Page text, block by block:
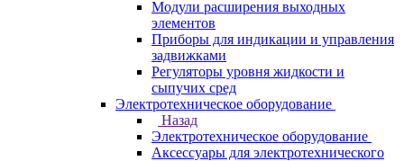
Модули расширения выходных
элементов
Приборы для индикации и управления
задвижками
Регуляторы уровня жидкости и
сыпучих сред
Электротехническое оборудование
Назад
Электротехническое оборудование
Аксессуары для электротехнического